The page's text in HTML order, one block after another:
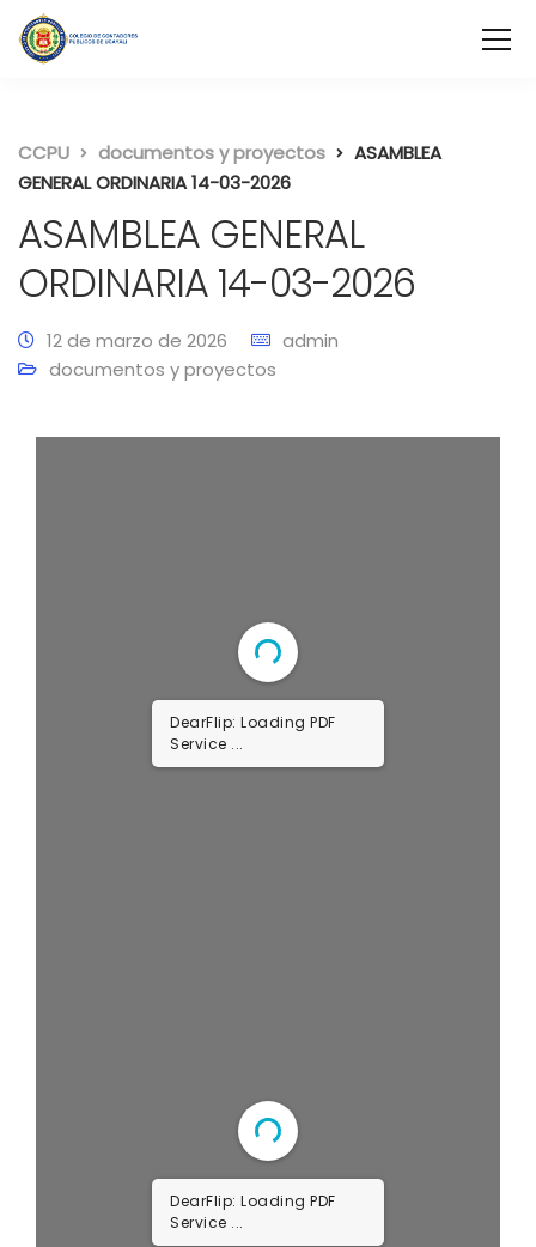
CCPU documentos y proyectos
ASAMBLEA
GENERAL ORDINARIA 14-03-2026
ASAMBLEA GENERAL
ORDINARIA 14-03-2026
12 de marzo de 2026
admin
documentos y proyectos
DearFlip: Loading PDF
Service ...
DearFlip: Loading PDF
Service ...